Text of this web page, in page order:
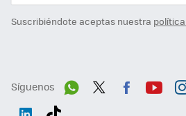
Suscribiéndote aceptas nuestra
Síguenos